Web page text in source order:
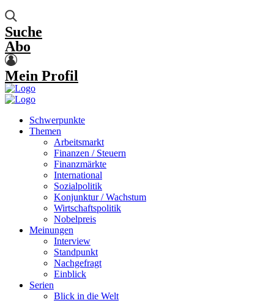
Suche
Abo
Mein Profil
Schwerpunkte
Themen
Arbeitsmarkt
Finanzen / Steuern
Finanzmärkte
International
Sozialpolitik
Konjunktur / Wachstum
Wirtschaftspolitik
Nobelpreis
Meinungen
Interview
Standpunkt
Nachgefragt
Einblick
Serien
Blick in die Welt